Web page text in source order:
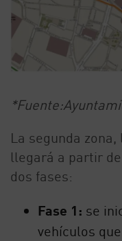
La segunda
llegará a partir
dos fases:
Fase 1: se
vehículos